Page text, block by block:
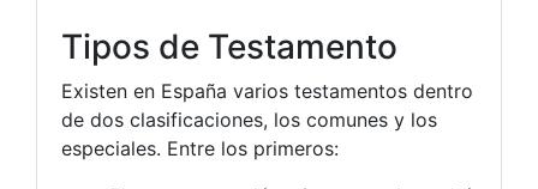
Tipos de Testamento
Existen en España varios testamentos dentro
de dos clasificaciones, los comunes y los
especiales. Entre los primeros: